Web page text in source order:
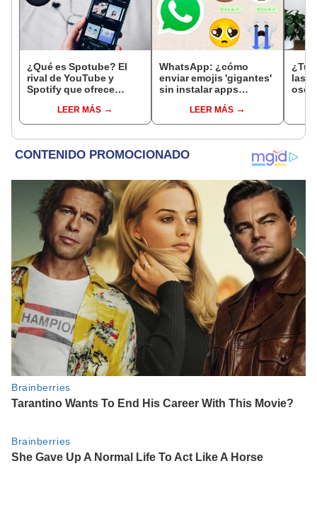
¿Qué es Spotube? El
rival de YouTube y
Spotify que ofrece
tu PC o smartphone
LEER MÁS
WhatsApp: ¿cómo
enviar emojis 'gigantes'
sin instalar apps
LEER MÁS
¿Tu
las